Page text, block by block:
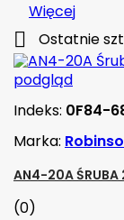
Więcej
 Ostatnie
podgląd
Indeks: 0F84-
Marka:
AN4-20A
(0)